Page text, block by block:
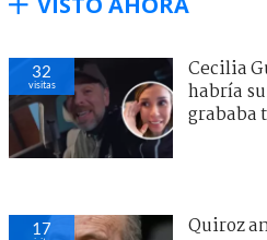
32
visitas
Cecilia
habría
grababa
17
Quiroz